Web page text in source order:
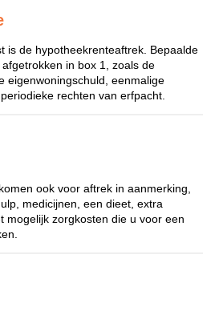
is de hypotheekrenteaftrek. Bepaalde
in box 1, zoals de
eigenwoningschuld, eenmalige
rechten van erfpacht.
ook voor aftrek in aanmerking,
medicijnen, een dieet, extra
mogelijk zorgkosten die u voor een